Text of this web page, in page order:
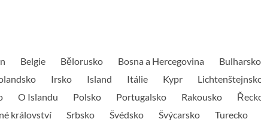
Belgie Bělorusko Bosna a Hercegovina Bulharsko
Irsko Island Itálie Kypr
O Islandu Polsko Portugalsko Rakousko
království Srbsko Švédsko Švýcarsko Turecko